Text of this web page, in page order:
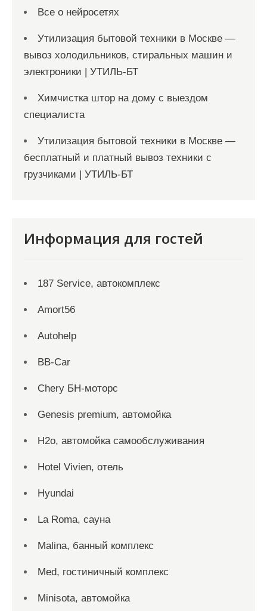
Все о нейросетях
Утилизация бытовой техники в Москве —
вывоз холодильников, стиральных машин и
электроники | УТИЛЬ-БТ
Химчистка штор на дому с выездом
специалиста
Утилизация бытовой техники в Москве —
бесплатный и платный вывоз техники с
грузчиками | УТИЛЬ-БТ
Информация для гостей
187 Service, автокомплекс
Amort56
Autohelp
BB-Car
Chery БН-моторс
Genesis premium, автомойка
H2o, автомойка самообслуживания
Hotel Vivien, отель
Hyundai
La Roma, сауна
Malina, банный комплекс
Med, гостиничный комплекс
Minisota, автомойка